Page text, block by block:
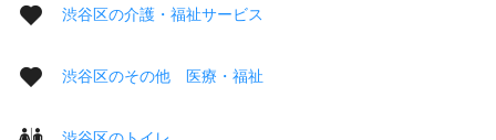
渋谷区の介護・福祉サービス
渋谷区のその他 医療・福祉